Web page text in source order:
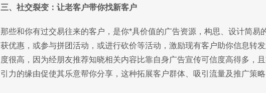
三、社交裂变：让老客户带你找新客户
那些和你有过交易往来的客户，是你*具价值的广告资源，构思、设计简易
获优惠，或参与拼团活动，或进行砍价等活动，激励现有客户助你信息转
度很高，因为经朋友推荐知晓相关内容比靠自身广告宣传可信度高得多，
引力的缘由促使其乐意帮你分享，这种拓展客户群体、吸引流量及推广策